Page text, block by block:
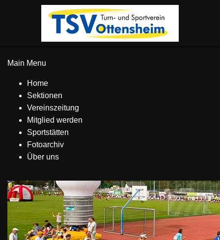
Main Menu
Home
Sektionen
Vereinszeitung
Mitglied werden
Sportstätten
Fotoarchiv
Über uns